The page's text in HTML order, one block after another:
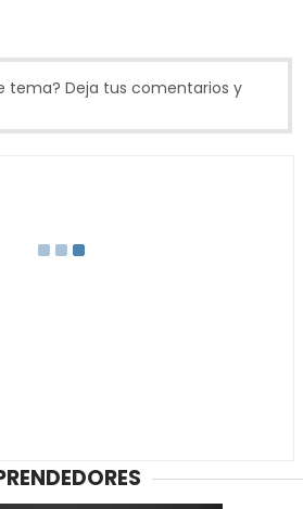
tema? Deja tus comentarios y